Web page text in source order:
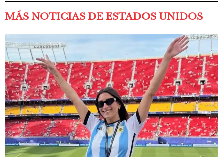
MÁS NOTICIAS DE ESTADOS UNIDOS